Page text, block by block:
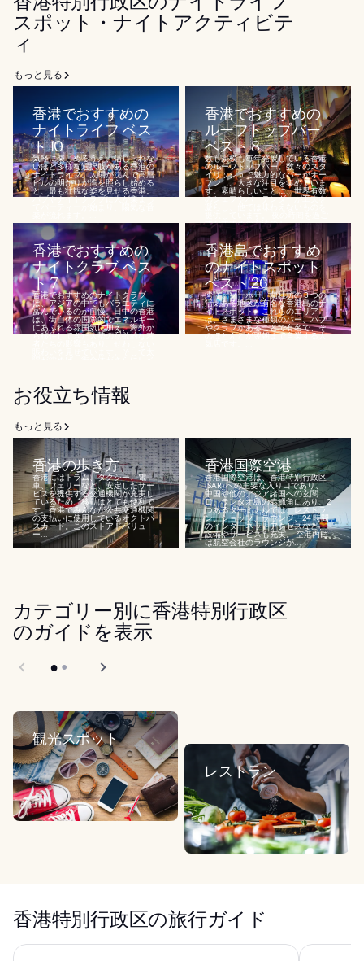
スポット・ナイトアクティビテ
ィ
もっと見る
香港でおすすめの
ナイトライフ ベス
ト 10
気軽に楽しめるうえ、信じられな
いほど多様な選択肢がある香港の
ナイトライフ。太陽が沈んで高層
ビルの明かりが湾を照らし始める
と、最も壮観な姿を見せる香港。
パブやナイトクラブに人が集まっ
香港でおすすめの
ルーフトップバー
ベスト 8
数も規模も毎年発展している香港
のルーフトップバー。数々のスタ
イリッシュで魅力的なバーがオー
プンし、大きな注目を集めていま
す。素晴らしいことに、世界有数
のシェフやバーテンダーが工夫を
すおすすめの方法の 1...
香港でおすすめの
ナイトクラブ ベス
ト 7
香港でおすすめのナイトクラブ
は、アジアの中でもバラエティに
富んでいるのが自慢。日中の香港
は、街自体の国際的でエネルギー
にあふれる雰囲気に加え、海外か
ら移住してきた大勢の意欲的な若
香港島でおすすめ
のナイトスポット
ベスト 26
湾仔、ソーホー、蘭桂坊の 3 つの
活気ある地区が有名な香港島のナ
イトスポット。これらのエリア
は、さまざまな種類のバー、パブ
やクラブがあることで有名で、そ
のほとんどが翌朝まで営業する人
お役立ち情報
もっと見る
香港の歩き方
香港にはトラム、タクシー、電
車、フェリーなど、安定したサー
ビスを提供する交通機関が充実し
ているため、移動はとても便利で
す。香港でみんなが公共交通機関
の支払いに使用しているオクトパ
スカード。このストアドバリュ
ー...
香港国際空港
香港国際空港は、香港特別行政区
(SAR) への主要な入り口であり、
中国や他のアジア諸国への玄関
口。ランタオ島の赤鱲角にあり、2
つあるターミナルでは、レストラ
ン、ショップ、ラウンジ、24 時間
のインターネットアクセスなど、
設備やサービスも充実。 空港内に
は航空会社のラウンジが...
カテゴリー別に香港特別行政区
のガイドを表示
観光スポット
レストラン
香港特別行政区の旅行ガイド
Hopewell Hotel イートン